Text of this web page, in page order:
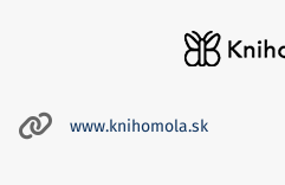
www.knihomola.sk